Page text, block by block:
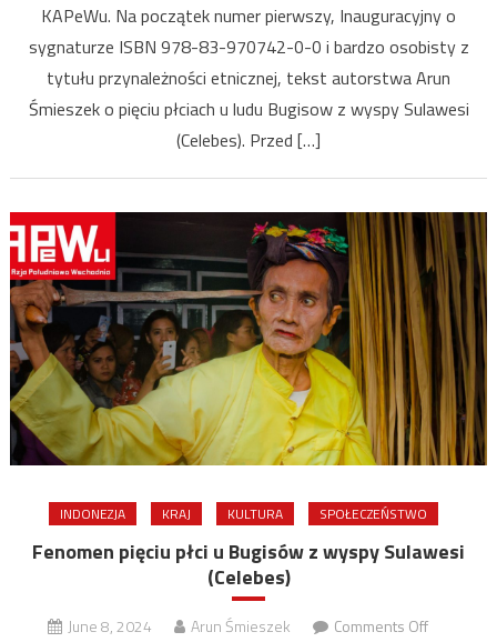
na
Wakacje
KAPeWu. Na początek numer pierwszy, Inauguracyjny o
sygnaturze ISBN 978-83-970742-0-0 i bardzo osobisty z
tytułu przynależności etnicznej, tekst autorstwa Arun
Śmieszek o pięciu płciach u ludu Bugisow z wyspy Sulawesi
(Celebes). Przed […]
INDONEZJA KRAJ KULTURA SPOŁECZEŃSTWO
Fenomen pięciu płci u Bugisów z wyspy Sulawesi
(Celebes)
June 8, 2024 Arun Śmieszek Comments Offon